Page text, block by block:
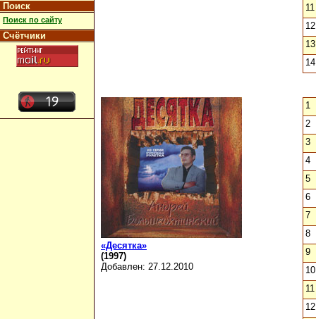
Поиск
Поиск по сайту
Счётчики
11
12
13
14
«Десятка»
(1997)
Добавлен: 27.12.2010
1
2
3
4
5
6
7
8
9
10
11
12